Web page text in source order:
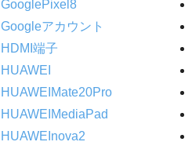
GooglePixel8
Googleアカウント
HDMI端子
HUAWEI
HUAWEIMate20Pro
HUAWEIMediaPad
HUAWEInova2